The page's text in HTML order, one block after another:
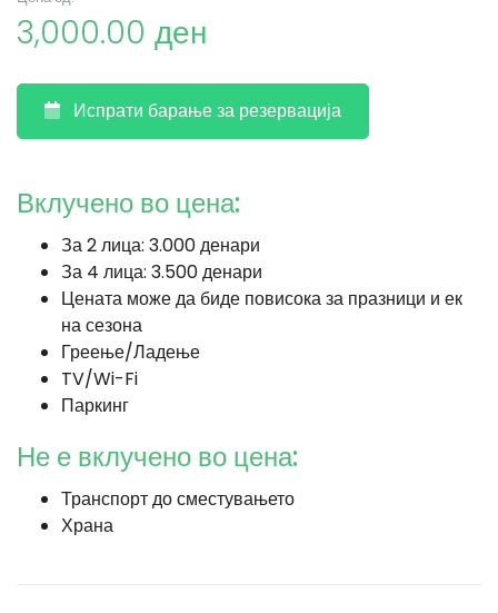
3,000.00 ден
Испрати барање за резервација
Вклучено во цена:
За 2 лица: 3.000 денари
За 4 лица: 3.500 денари
Цената може да биде повисока за празници и ек
на сезона
Греење/Ладење
TV/Wi-Fi
Паркинг
Не е вклучено во цена:
Транспорт до сместувањето
Храна